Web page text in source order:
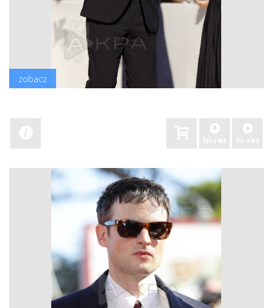
zobacz
hi-res lo-res